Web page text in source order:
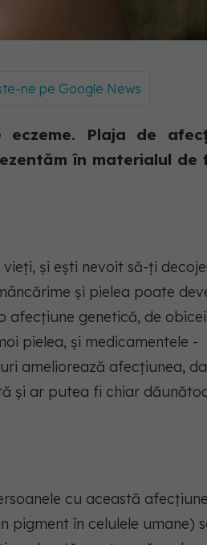
ne pe Google News
Plaja de
în materialul de
și ești nevoit să-ți
și pielea poate
afecțiune genetică, de
pielea, și medicamentele -
ameliorează afecțiunea,
și ar putea fi chiar
cu această
pigment în celulele umane)